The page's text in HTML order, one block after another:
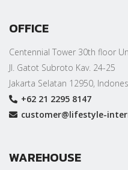
OFFICE
Centennial Tower 30th floor
Jl. Gatot Subroto Kav. 24-25
Jakarta Selatan 12950,
+62 21 2295 8147
customer@lifestyle-
WAREHOUSE